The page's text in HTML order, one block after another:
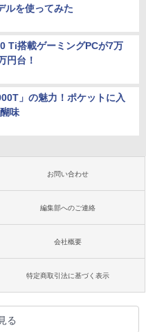
ルを使ってみた
Ti搭載ゲーミングPCが7万
円台！
」の魅力！ポケットに入
味
お問い合わせ
編集部へのご連絡
会社概要
特定商取引法に基づく表示
る